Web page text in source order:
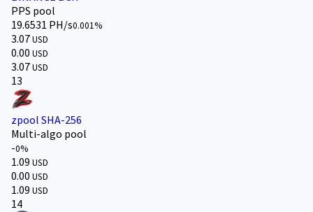
PPS pool
19.6531 PH/s0.001%
3.07USD
0.00 USD
3.07USD
13
zpool SHA-256
Multi-algo pool
-0%
1.09 USD
0.00 USD
1.09 USD
14